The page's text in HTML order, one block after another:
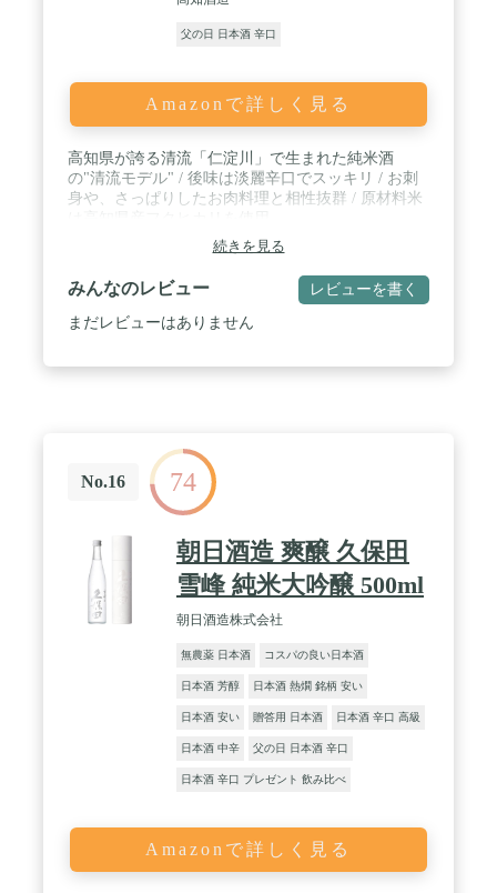
父の日 日本酒 辛口
Amazonで詳しく見る
高知県が誇る清流「仁淀川」で生まれた純米酒
の"清流モデル" / 後味は淡麗辛口でスッキリ / お刺
身や、さっぱりしたお肉料理と相性抜群 / 原材料米
続きを見る
みんなのレビュー レビューを書く
まだレビューはありません
No.16 74
朝日酒造 爽醸 久保田
雪峰 純米大吟醸 500ml
朝日酒造株式会社
無農薬 日本酒 コスパの良い日本酒
日本酒 芳醇 日本酒 熱燗 銘柄 安い
日本酒 安い 贈答用 日本酒 日本酒 辛口 高級
日本酒 中辛 父の日 日本酒 辛口
日本酒 辛口 プレゼント 飲み比べ
Amazonで詳しく見る